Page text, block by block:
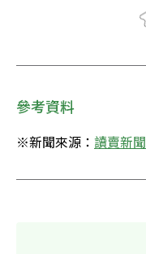
參考資料
※新聞來源： 讀賣新聞